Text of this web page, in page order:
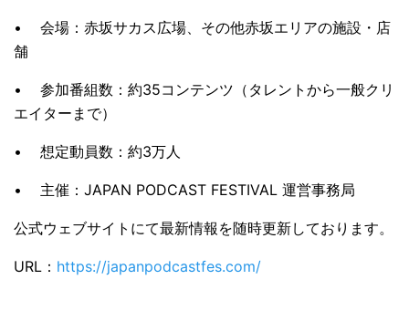
•
会場：赤坂サカス広場、その他赤坂エリアの施設・店
舗
•
参加番組数：約35コンテンツ（タレントから一般クリ
エイターまで）
• 想定動員数：約3万人
• 主催：JAPAN PODCAST FESTIVAL 運営事務局
公式ウェブサイトにて最新情報を随時更新しております。
URL： https://japanpodcastfes.com/